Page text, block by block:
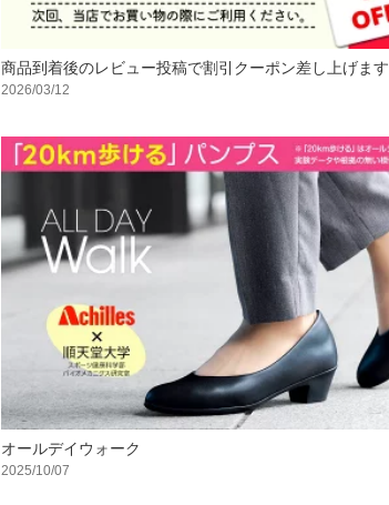
商品到着後のレビュー投稿で割引クーポン差し上げます
2026/03/12
オールデイウォーク
2025/10/07